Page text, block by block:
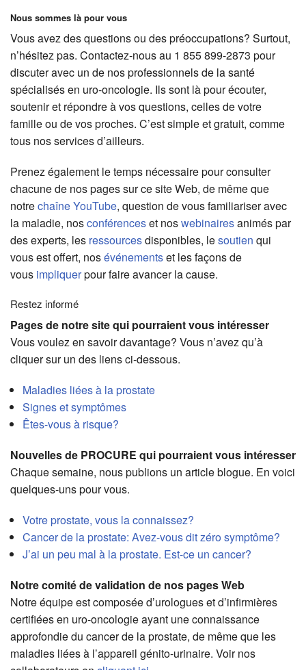
Nous sommes là pour vous
Vous avez des questions ou des préoccupations? Surtout,
n’hésitez pas. Contactez-nous au 1 855 899-2873 pour
discuter avec un de nos professionnels de la santé
spécialisés en uro-oncologie. Ils sont là pour écouter,
soutenir et répondre à vos questions, celles de votre
famille ou de vos proches. C’est simple et gratuit, comme
tous nos services d’ailleurs.
Prenez également le temps nécessaire pour consulter
chacune de nos pages sur ce site Web, de même que
notrechaîne YouTube, question de vous familiariser avec
la maladie, nosconférenceset noswebinairesanimés par
des experts, les ressourcesdisponibles, lesoutien qui
vous est offert, nosévénementset les façons de
vous impliquerpour faire avancer la cause.
Restez informé
Pages de notre site qui pourraient vous intéresser
Vous voulez en savoir davantage? Vous n’avez qu’à
cliquer sur un des liens ci-dessous.
Maladies liées à la prostate
Signes et symptômes
Êtes-vous à risque?
Nouvelles de PROCURE qui pourraient vous intéresser
Chaque semaine, nous publions un article blogue. En voici
quelques-uns pour vous.
Votre prostate, vous la connaissez?
Cancer de la prostate: Avez-vous dit zéro symptôme?
J’ai un peu mal à la prostate. Est-ce un cancer?
Notre comité de validation de nos pages Web
Notre équipe est composée d’urologues et d’infirmières
certifiées en uro-oncologie ayant une connaissance
approfondie du cancer de la prostate, de même que les
maladies liées à l’appareil génito-urinaire. Voir nos